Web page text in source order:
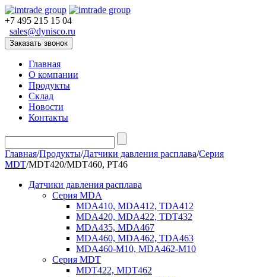
+7 495 215 15 04
sales@dynisco.ru
Заказать звонок
Главная
О компании
Продукты
Склад
Новости
Контакты
Главная/Продукты/Датчики давления расплава/Серия
MDT/MDT420/MDT460, PT46
Датчики давления расплава
Серия MDA
MDA410, MDA412, TDA412
MDA420, MDA422, TDT432
MDA435, MDA467
MDA460, MDA462, TDA463
MDA460-M10, MDA462-M10
Серия MDT
MDT422, MDT462